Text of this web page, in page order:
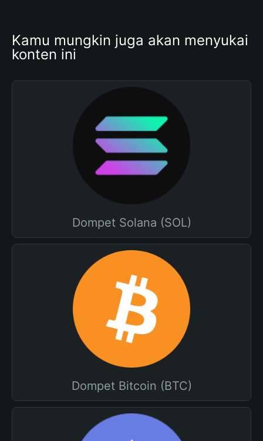
Kamu mungkin juga akan menyukai
konten ini
Dompet Solana (SOL)
Dompet Bitcoin (BTC)